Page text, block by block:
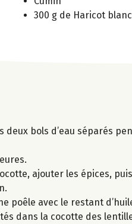
300 g de Haricot blanc
bols d’eau séparés
ajouter les épices,
poêle avec le restant
dans la cocotte des